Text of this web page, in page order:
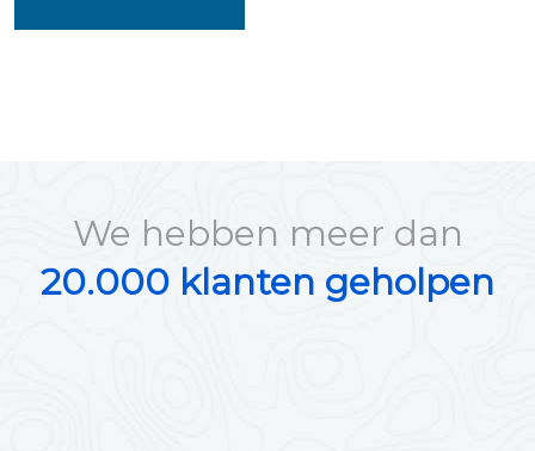
We hebben meer dan
20.000 klanten geholpen